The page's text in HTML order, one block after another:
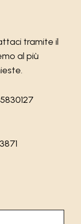
tramite il
al più